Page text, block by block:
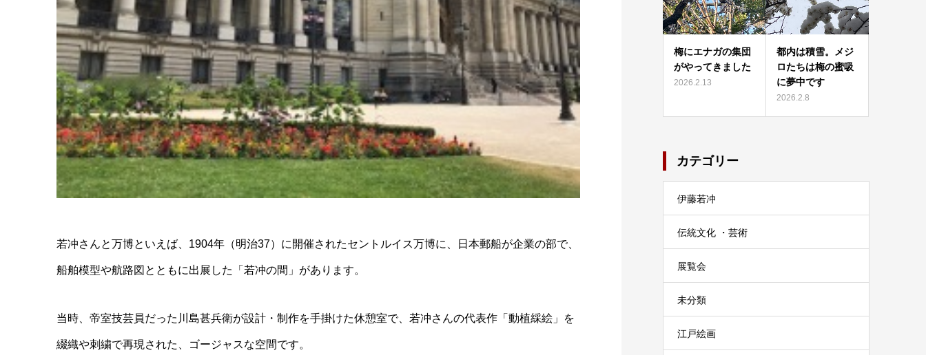
若冲さんと万博といえば、1904年（明治37）に開催されたセントルイス万博に、日本郵船が企業の部で、
船舶模型や航路図とともに出展した「若冲の間」があります。
当時、帝室技芸員だった川島甚兵衛が設計・制作を手掛けた休憩室で、若冲さんの代表作「動植綵絵」を
綴織や刺繍で再現された、ゴージャスな空間です。
梅にエナガの集団
がやってきました
2026.2.13
都内は積雪。メジ
ロたちは梅の蜜吸
に夢中です
2026.2.8
カテゴリー
伊藤若冲
伝統文化 ・芸術
展覧会
未分類
江戸絵画